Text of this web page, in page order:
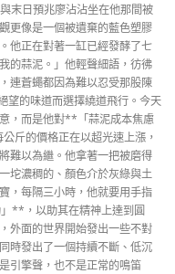
末日預兆廖沾沾坐在他那間被
更像是一個被遺棄的藍色塑膠
他正在對著一缸已經發酵了七
的蒜泥。」他輕聲細語，彷彿
連蒼蠅都因為難以忍受那股陳
望的味道而選擇繞道飛行。今天
，而是他對**「蒜泥成本焦慮
斤的價格正在以超光速上漲，
難以為繼。他拿著一把被磨得
坨濃稠的、顏色介於灰綠與土
，每隔三小時，他就要用手指
**，以助其在精神上達到圓
外面的世界開始發出一些不對
時發出了一個持續不斷、低沉
擎聲，也不是正常的鳴笛